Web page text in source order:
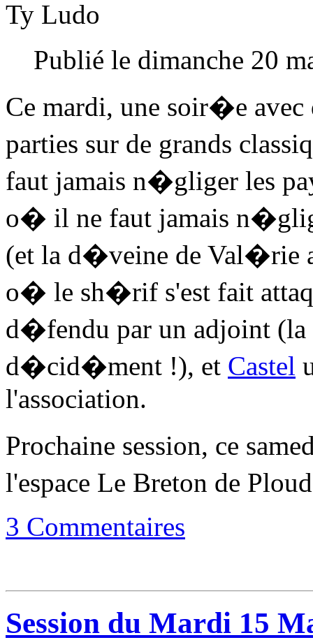
Ty Ludo
Publié le dimanche 20
Ce mardi, une soir�e
parties sur de grands
faut jamais n�gliger les
o� il ne faut jamais
(et la d�veine de
o� le sh�rif s'est fait
d�fendu par un adjoint
d�cid�ment !), et Castel
l'association.
Prochaine session, ce
l'espace Le Breton de
3 Commentaires
Session du Mardi 15